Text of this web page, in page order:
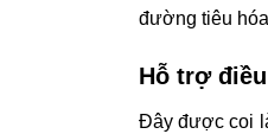
đường tiêu
Hỗ trợ
Đây được coi